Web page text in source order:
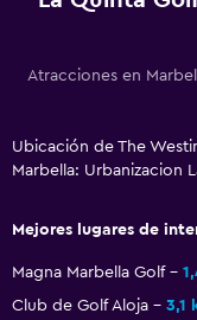
Pantuflas
Vista a la piscina
Atracciones en
Ubicación de The
Marbella: Urbanizacion
Mejores lugares de
Magna Marbella Golf
Club de Golf Aloja
3,1